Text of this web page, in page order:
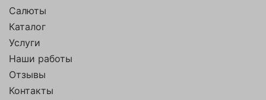
Салюты
Каталог
Услуги
Наши работы
Отзывы
Контакты